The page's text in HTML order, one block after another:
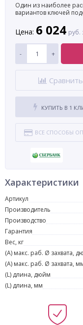
Один из наиболее
вариантов ключей
Цена: 6 024 руб.
- +
Сравнить
КУПИТЬ В 1
ВСЕ СПОСОБЫ
Характеристики
Артикул
Производитель
Производство
Гарантия
Вес, кг
(A) макс. раб. Ø захвата,
(A) макс. раб. Ø захвата,
(L) длина, дюйм
(L) длина, мм